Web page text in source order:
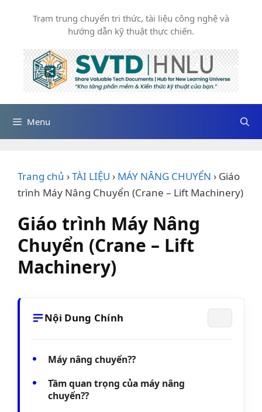
dung
Trạm trung chuyển tri thức, tài liệu công nghệ và
hướng dẫn kỹ thuật thực chiến.
Menu
Trang chủ ›TÀI LIỆU › MÁY NÂNG CHUYỂN › Giáo
trình Máy Nâng Chuyển (Crane – Lift Machinery)
Giáo trình Máy Nâng
Chuyển (Crane – Lift
Machinery)
Nội Dung Chính
Máy nâng chuyển??
Tầm quan trọng của máy nâng
chuyển??